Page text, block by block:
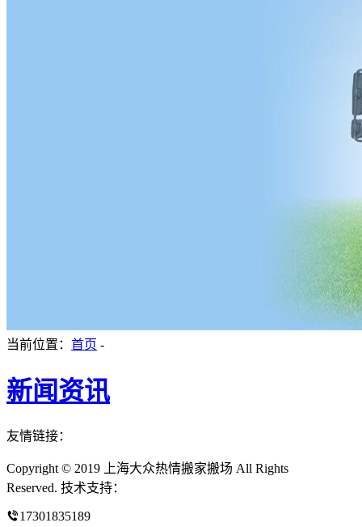
当前位置： 首页 -
新闻资讯
友情链接：
Copyright © 2019 上海大众热情搬家搬场 All Rights
Reserved. 技术支持：
17301835189